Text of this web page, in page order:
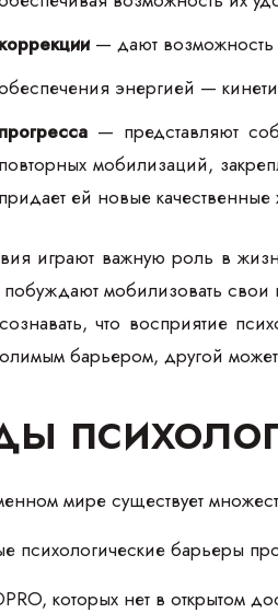
коррекции — дают возможность
энергией —
прогресса — представляют
повторных мобилизаций,
придает ей новые качественные
играют важную роль в
мобилизовать свои
что восприятие
барьером, другой может
мире существует
психологические барьеры
которых нет в открытом